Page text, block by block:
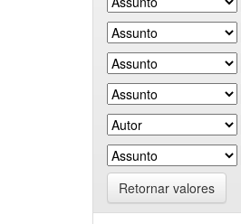
Retornar valores